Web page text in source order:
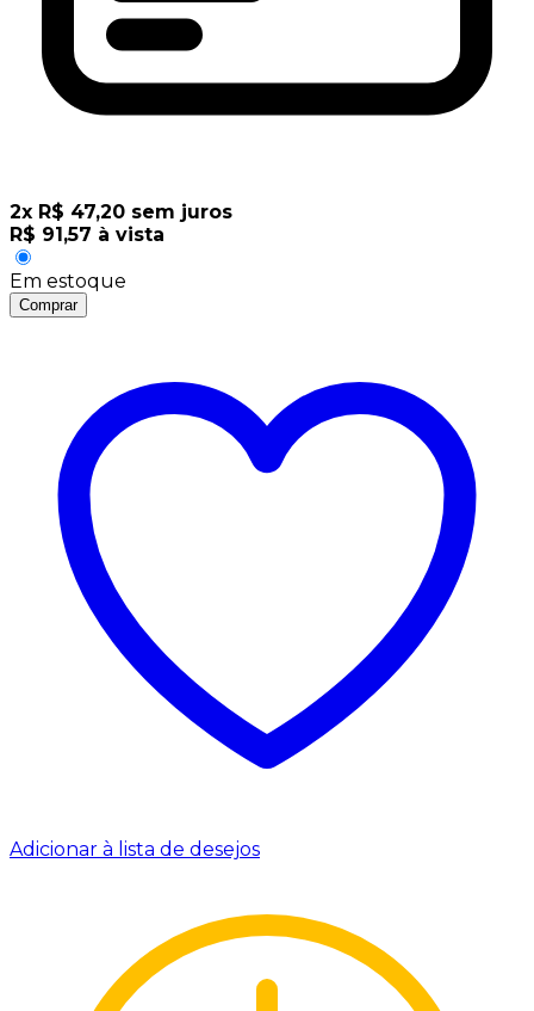
2x R$ 47,20 sem juros
R$ 91,57 à vista
Em estoque
Comprar
Adicionar à lista de desejos